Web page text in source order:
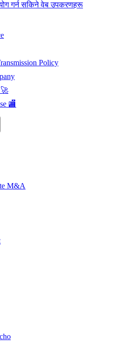
गर्न सकिने वेब उपकरणहरू
Policy
🏬
M&A